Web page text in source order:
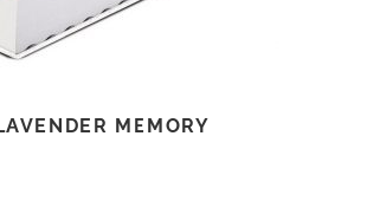
MEMORY